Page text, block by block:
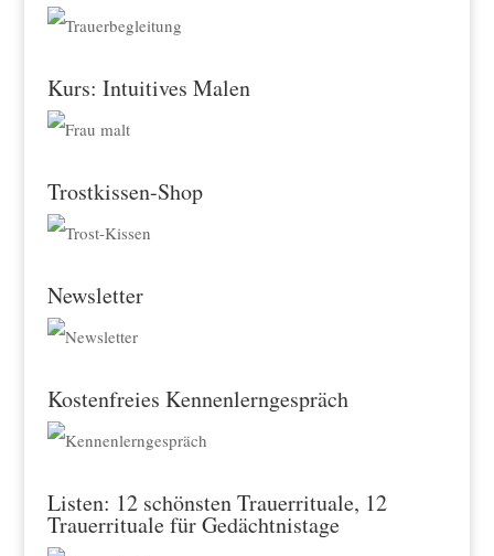
Kurs: Intuitives Malen
Trostkissen-Shop
Newsletter
Kostenfreies Kennenlerngespräch
Listen: 12 schönsten Trauerrituale, 12
Trauerrituale für Gedächtnistage